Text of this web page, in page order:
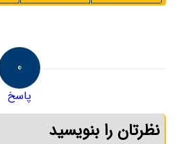
0
پاسخ
نظرتان را بنویسید